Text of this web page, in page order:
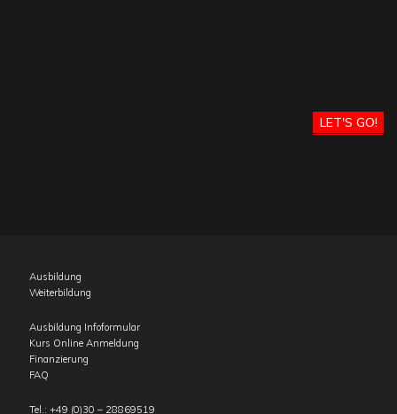
LET'S GO!
Ausbildung
Weiterbildung
Ausbildung Infoformular
Kurs Online Anmeldung
Finanzierung
FAQ
Tel.: +49 (0)30 – 28869519